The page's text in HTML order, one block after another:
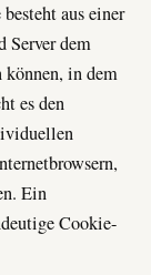
aus einer
Server dem
können, in dem
es den
Ein
Cookie-